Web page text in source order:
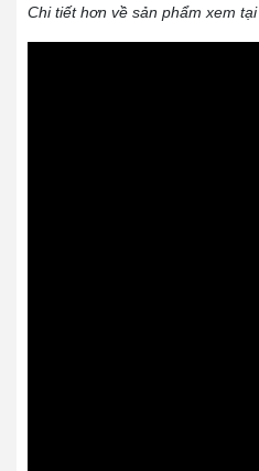
Chi tiết hơn về sản phẩm xem tại